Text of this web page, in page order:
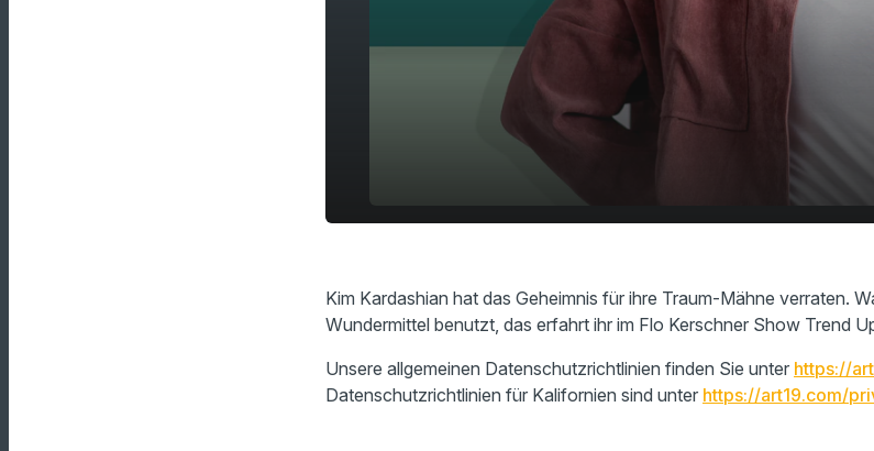
Kim Kardashian hat das Geheimnis für ihre Traum-Mähne verraten.
Wundermittel benutzt, das erfahrt ihr im Flo Kerschner Show Trend
Unsere allgemeinen Datenschutzrichtlinien finden Sie unter https://
Datenschutzrichtlinien für Kalifornien sind unter https://art19.com/